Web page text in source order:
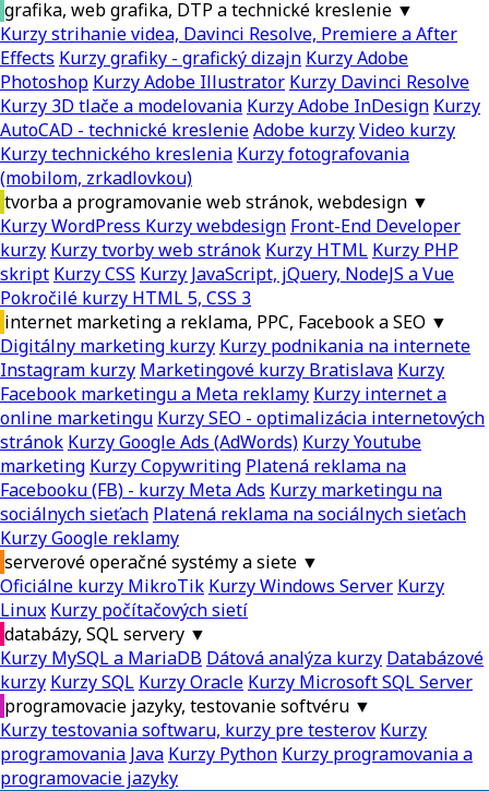
grafika, web grafika, DTP a technické kreslenie ▼
Kurzy strihanie videa, Davinci Resolve, Premiere a After
Effects Kurzy grafiky - grafický dizajn Kurzy Adobe
Photoshop Kurzy Adobe Illustrator Kurzy Davinci Resolve
Kurzy 3D tlače a modelovania Kurzy Adobe InDesign Kurzy
AutoCAD - technické kreslenieAdobe kurzyVideo kurzy
Kurzy technického kreslenia Kurzy fotografovania
(mobilom, zrkadlovkou)
tvorba a programovanie web stránok, webdesign ▼
Kurzy WordPress Kurzy webdesign Front-End Developer
kurzy Kurzy tvorby web stránok Kurzy HTML Kurzy PHP
skript Kurzy CSS Kurzy JavaScript, jQuery, NodeJS a Vue
Pokročilé kurzy HTML 5, CSS 3
internet marketing a reklama, PPC, Facebook a SEO ▼
Digitálny marketing kurzy Kurzy podnikania na internete
Instagram kurzy Marketingové kurzy Bratislava Kurzy
Facebook marketingu a Meta reklamy Kurzy internet a
online marketingu Kurzy SEO - optimalizácia internetových
stránok Kurzy Google Ads (AdWords) Kurzy Youtube
marketing Kurzy Copywriting Platená reklama na
Facebooku (FB) - kurzy Meta Ads Kurzy marketingu na
sociálnych sieťach Platená reklama na sociálnych sieťach
Kurzy Google reklamy
serverové operačné systémy a siete ▼
Oficiálne kurzy MikroTik Kurzy Windows Server Kurzy
Linux Kurzy počítačových sietí
databázy, SQL servery ▼
Kurzy MySQL a MariaDB Dátová analýza kurzy Databázové
kurzy Kurzy SQL Kurzy Oracle Kurzy Microsoft SQL Server
programovacie jazyky, testovanie softvéru ▼
Kurzy testovania softwaru, kurzy pre testerov Kurzy
programovania Java Kurzy Python Kurzy programovania a
programovacie jazyky